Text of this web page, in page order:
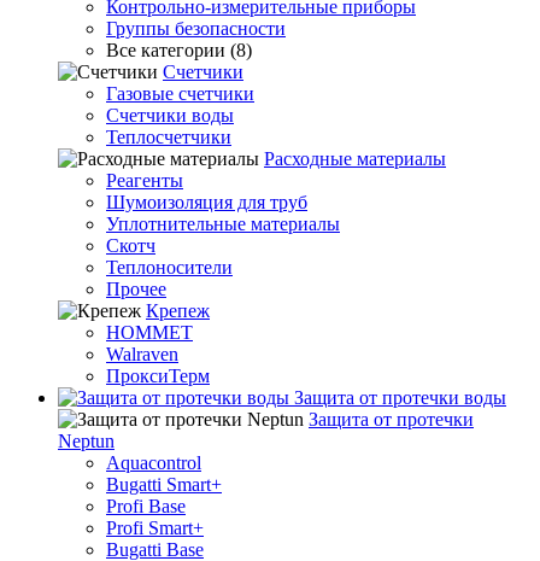
Контрольно-измерительные приборы
Группы безопасности
Все категории (8)
Счетчики
Газовые счетчики
Счетчики воды
Теплосчетчики
Расходные материалы
Реагенты
Шумоизоляция для труб
Уплотнительные материалы
Скотч
Теплоносители
Прочее
Крепеж
HOMMET
Walraven
ПроксиТерм
Защита от протечки воды
Защита от протечки
Neptun
Aquacontrol
Bugatti Smart+
Profi Base
Profi Smart+
Bugatti Base